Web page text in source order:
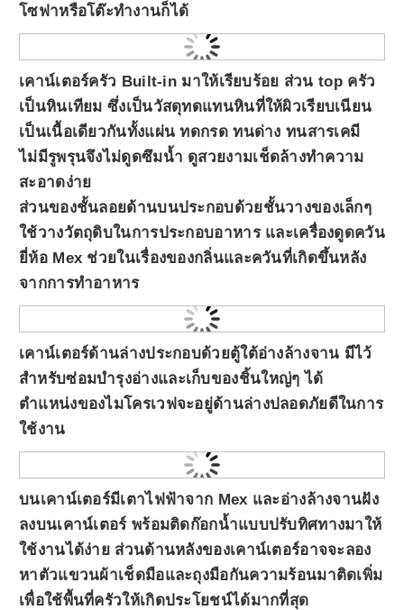
โซฟาหรือโต๊ะทำงานก็ได้
เคาน์เตอร์ครัว Built-in มาให้เรียบร้อย ส่วน top ครัว
เป็นหินเทียม ซึ่งเป็นวัสดุทดแทนหินที่ให้ผิวเรียบเนียน
เป็นเนื้อเดียวกันทั้งแผ่น ทดกรด ทนด่าง ทนสารเคมี
ไม่มีรูพรุนจึงไม่ดูดซึมน้ำ ดูสวยงามเช็ดล้างทำความ
สะอาดง่าย
ส่วนของชั้นลอยด้านบนประกอบด้วยชั้นวางของเล็กๆ
ใช้วางวัตถุดิบในการประกอบอาหาร และเครื่องดูดควัน
ยี่ห้อ Mex ช่วยในเรื่องของกลิ่นและควันที่เกิดขึ้นหลัง
จากการทำอาหาร
เคาน์เตอร์ด้านล่างประกอบด้วยตู้ใต้อ่างล้างจาน มีไว้
สำหรับซ่อมบำรุงอ่างและเก็บของชิ้นใหญ่ๆ ได้
ตำแหน่งของไมโครเวฟจะอยู่ด้านล่างปลอดภัยดีในการ
ใช้งาน
บนเคาน์เตอร์มีเตาไฟฟ้าจาก Mex และอ่างล้างจานฝัง
ลงบนเคาน์เตอร์ พร้อมติดก๊อกน้ำแบบปรับทิศทางมาให้
ใช้งานได้ง่าย ส่วนด้านหลังของเคาน์เตอร์อาจจะลอง
หาตัวแขวนผ้าเช็ดมือและถุงมือกันความร้อนมาติดเพิ่ม
เพื่อใช้พื้นที่ครัวให้เกิดประโยชน์ได้มากที่สุด